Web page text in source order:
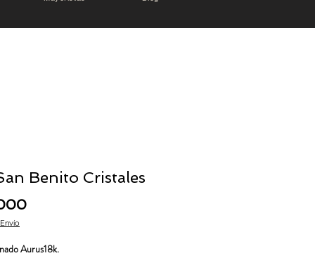
Benito Cristales
Precio
Aurus18k.